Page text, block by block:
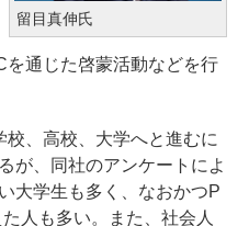
留目真伸氏
通じた啓蒙活動などを行
、高校、大学へと進むに
が、同社のアンケートによ
大学生も多く、なおかつP
人も多い。また、社会人